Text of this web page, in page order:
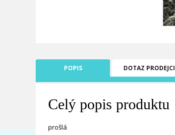
POPIS DOTAZ PRODEJCI
Celý popis produktu
prošlá